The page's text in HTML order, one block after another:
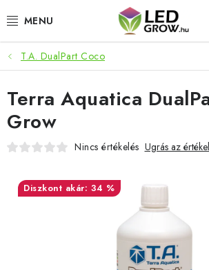
tartalomhoz
AKCIÓS TERMÉKEK
LED NÖVÉNYVILÁGÍTÁS
TERMESZTÉSI KELLÉKEK
T.A. DualPart Coco
Terra Aquatica
Grow
Nincs értékelés Ugrás az
akár: 34 %